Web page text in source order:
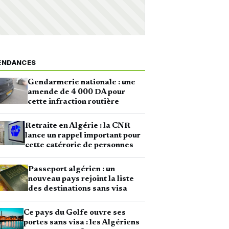
Gendarmerie nationale : une
amende de 4 000 DA pour
cette infraction routière
Retraite en Algérie : la CNR
lance un rappel important pour
cette catérorie de personnes
Passeport algérien : un
nouveau pays rejoint la liste
des destinations sans visa
Ce pays du Golfe ouvre ses
portes sans visa : les Algériens